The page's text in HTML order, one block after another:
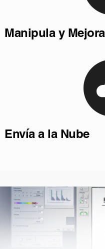
Manipula y Mejora
Envía a la Nube